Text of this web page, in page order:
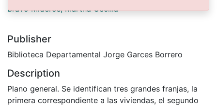
Bravo Mideros, Martha Cecilia
Publisher
Biblioteca Departamental Jorge Garces Borrero
Description
Plano general. Se identifican tres grandes franjas, la
primera correspondiente a las viviendas, el segundo